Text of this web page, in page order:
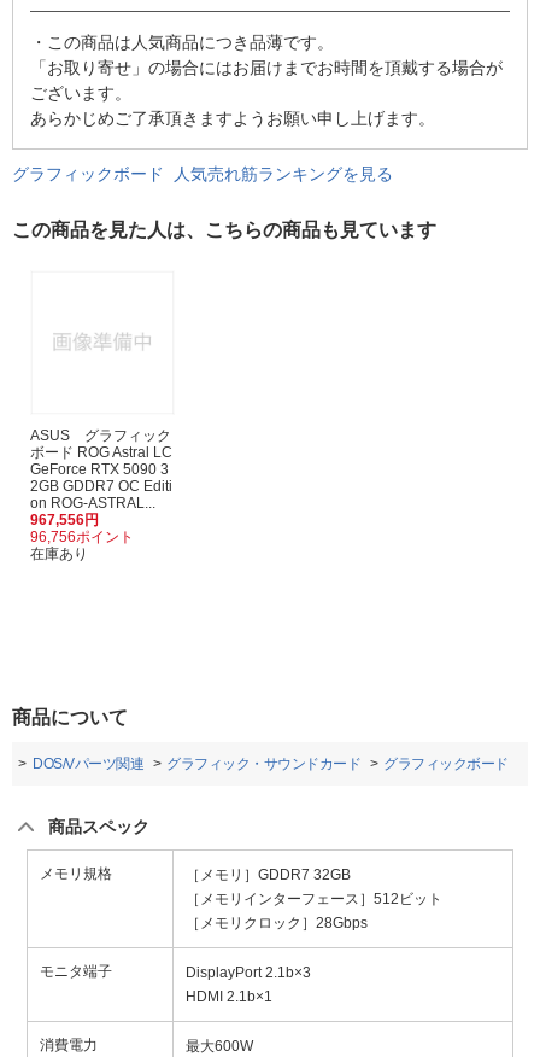
・この商品は人気商品につき品薄です。
「お取り寄せ」の場合にはお届けまでお時間を頂戴する場合が
ございます。
あらかじめご了承頂きますようお願い申し上げます。
グラフィックボード 人気売れ筋ランキングを見る
この商品を見た人は、こちらの商品も見ています
ASUS グラフィック
ボード ROG Astral LC
GeForce RTX 5090 3
2GB GDDR7 OC Editi
on ROG-ASTRAL...
967,556円
96,756ポイント
在庫あり
商品について
DOS/Vパーツ関連 グラフィック・サウンドカード グラフィックボード
商品スペック
メモリ規格
［メモリ］GDDR7 32GB
［メモリインターフェース］512ビット
［メモリクロック］28Gbps
モニタ端子
DisplayPort 2.1b×3
HDMI 2.1b×1
消費電力 最大600W